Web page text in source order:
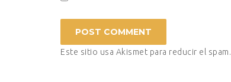
Este sitio usa Akismet para reducir el spam.